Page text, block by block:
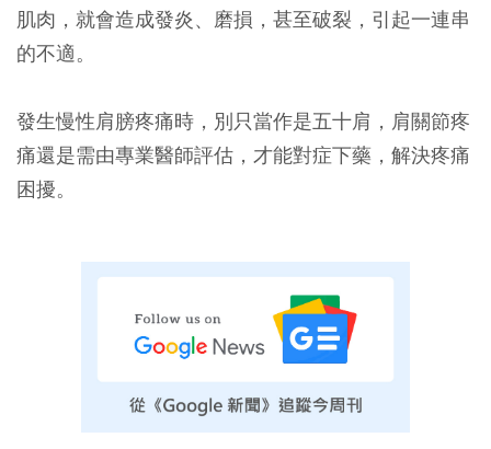
肌肉，就會造成發炎、磨損，甚至破裂，引起一連串
的不適。
發生慢性肩膀疼痛時，別只當作是五十肩，肩關節疼
痛還是需由專業醫師評估，才能對症下藥，解決疼痛
困擾。